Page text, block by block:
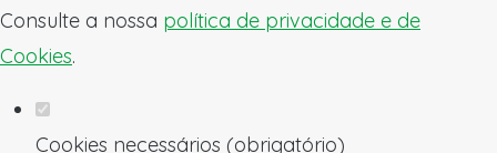
Consulte a nossa política de privacidade e de
Cookies.
Cookies necessários (obrigatório)